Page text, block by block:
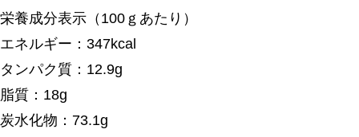
栄養成分表示（100ｇあたり）
エネルギー：347kcal
タンパク質：12.9g
脂質：18g
炭水化物：73.1g